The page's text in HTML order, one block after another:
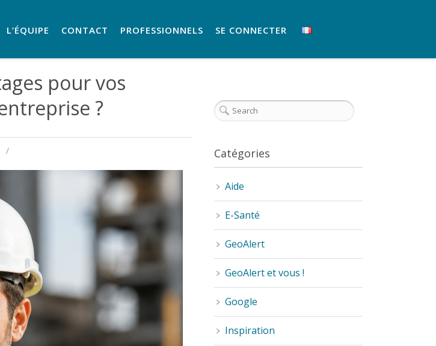
L’ÉQUIPE CONTACT PROFESSIONNELS SE CONNECTER
pour vos
?
Catégories
Aide
E-Santé
GeoAlert
GeoAlert et vous !
Google
Inspiration